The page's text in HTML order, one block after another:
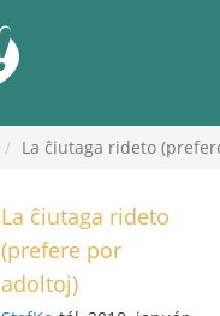
La ĉiutaga rideto
La ĉiutaga rideto
(prefere por
adoltoj)